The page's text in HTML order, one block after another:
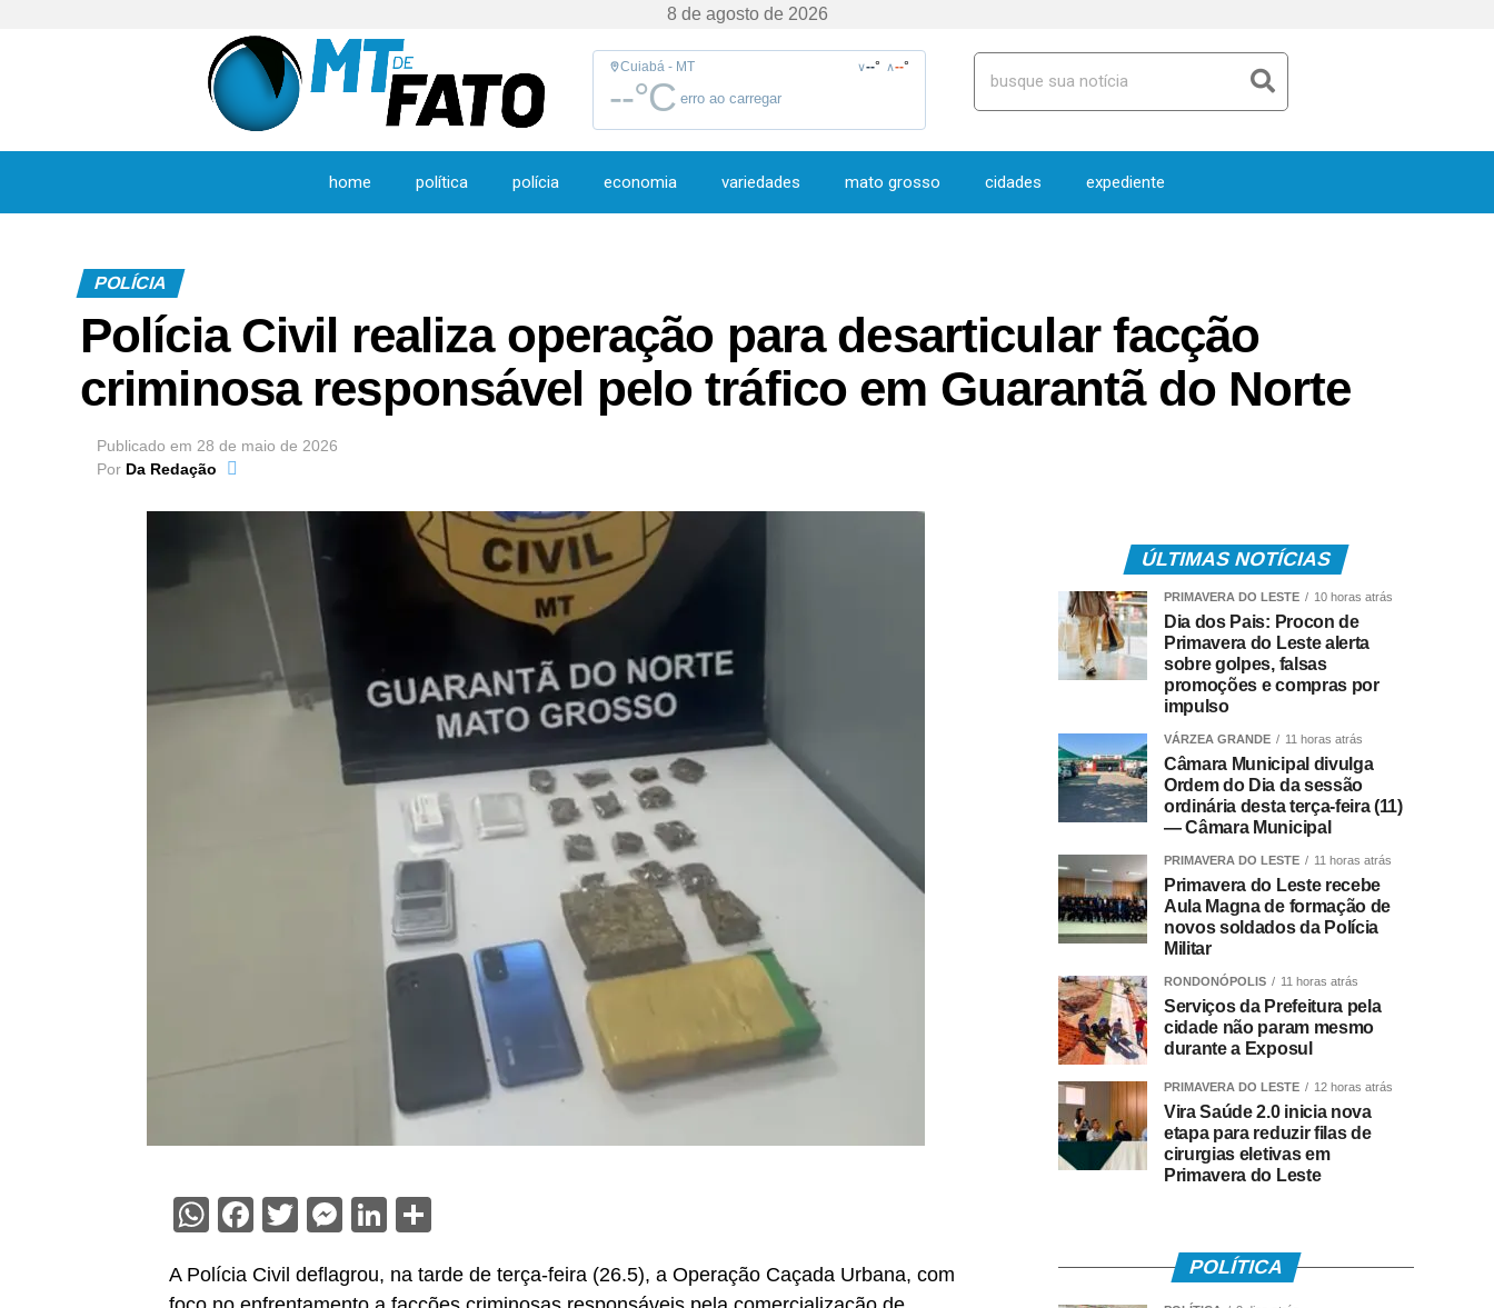
Cuiabá - MT ∨--° ∧--°
--°C erro ao carregar
home política polícia economia variedades mato grosso cidades expediente
8 de agosto de 2026
POLÍCIA
Polícia Civil realiza operação para desarticular facção
criminosa responsável pelo tráfico em Guarantã do Norte
Publicado em 28 de maio de 2026
Por Da Redação
WhatsApp
Facebook
Twitter
Messenger
LinkedIn
A Polícia Civil deflagrou, na tarde de terça-feira (26.5), a Operação Caçada Urbana, com
ÚLTIMAS NOTÍCIAS
PRIMAVERA DO LESTE 10 horas atrás
Dia dos Pais: Procon de
Primavera do Leste alerta
sobre golpes, falsas
promoções e compras por
impulso
VÁRZEA GRANDE 11 horas atrás
Câmara Municipal divulga
Ordem do Dia da sessão
ordinária desta terça-feira (11)
— Câmara Municipal
PRIMAVERA DO LESTE 11 horas atrás
Primavera do Leste recebe
Aula Magna de formação de
novos soldados da Polícia
Militar
RONDONÓPOLIS 11 horas atrás
Serviços da Prefeitura pela
cidade não param mesmo
durante a Exposul
PRIMAVERA DO LESTE 12 horas atrás
Vira Saúde 2.0 inicia nova
etapa para reduzir filas de
cirurgias eletivas em
Primavera do Leste
POLÍTICA